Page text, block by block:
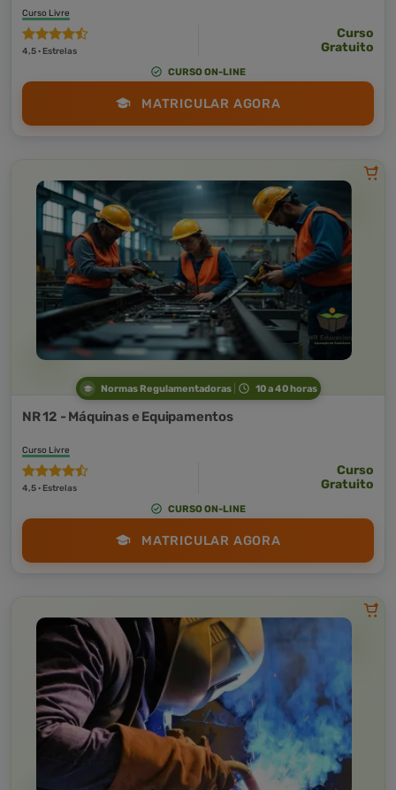
Curso Livre
4,5 · Estrelas
Curso
Gratuito
CURSO ON-LINE
MATRICULAR AGORA
Normas Regulamentadoras 10 a 40 horas
NR 12 - Máquinas e Equipamentos
Curso Livre
4,5 · Estrelas
Curso
Gratuito
CURSO ON-LINE
MATRICULAR AGORA